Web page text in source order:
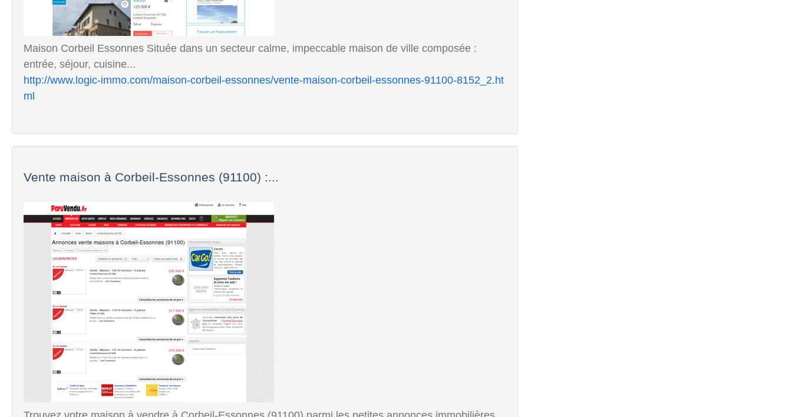
Maison Corbeil Essonnes Située dans un secteur calme, impeccable maison de ville composée :
entrée, séjour, cuisine...
http://www.logic-immo.com/maison-corbeil-essonnes/vente-maison-corbeil-essonnes-91100-8152_2.ht
ml
Vente maison à Corbeil-Essonnes (91100) :...